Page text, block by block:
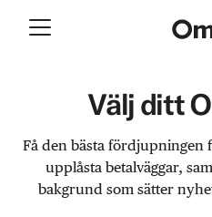
Välj ditt
Få den bästa fördjupningen
upplåsta betalväggar,
bakgrund som sätter